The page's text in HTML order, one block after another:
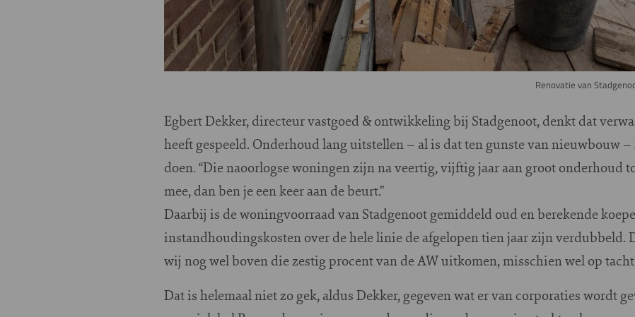
Renovatie van
Egbert Dekker, directeur vastgoed & ontwikkeling bij Stadgenoot, denkt dat
heeft gespeeld. Onderhoud lang uitstellen – al is dat ten gunste van nieuwbouw
doen. “Die naoorlogse woningen zijn na veertig, vijftig jaar aan groot onderhoud
mee, dan ben je een keer aan de beurt.”
Daarbij is de woningvoorraad van Stadgenoot gemiddeld oud en berekende
instandhoudingskosten over de hele linie de afgelopen tien jaar zijn verdubbeld.
wij nog wel boven die zestig procent van de AW uitkomen, misschien wel op
Dat is helemaal niet zo gek, aldus Dekker, gegeven wat er van corporaties wordt